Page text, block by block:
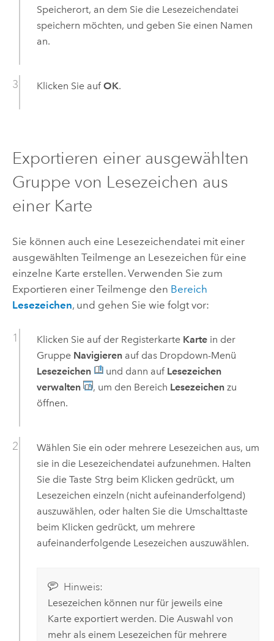
Speicherort, an dem Sie die Lesezeichendatei
speichern möchten, und geben Sie einen Namen
an.
Klicken Sie auf OK.
Exportieren einer ausgewählten
Gruppe von Lesezeichen aus
einer Karte
Sie können auch eine Lesezeichendatei mit einer
ausgewählten Teilmenge an Lesezeichen für eine
einzelne Karte erstellen. Verwenden Sie zum
Exportieren einer Teilmenge den Bereich
Lesezeichen, und gehen Sie wie folgt vor:
Klicken Sie auf der Registerkarte Kartein der
Gruppe Navigierenauf das Dropdown-Menü
Lesezeichen
und dann auf Lesezeichen
verwalten
, um den Bereich Lesezeichenzu
öffnen.
Wählen Sie ein oder mehrere Lesezeichen aus, um
sie in die Lesezeichendatei aufzunehmen. Halten
Sie die Taste Strg beim Klicken gedrückt, um
Lesezeichen einzeln (nicht aufeinanderfolgend)
auszuwählen, oder halten Sie die Umschalttaste
beim Klicken gedrückt, um mehrere
aufeinanderfolgende Lesezeichen auszuwählen.
Hinweis:
Lesezeichen können nur für jeweils eine
Karte exportiert werden. Die Auswahl von
mehr als einem Lesezeichen für mehrere